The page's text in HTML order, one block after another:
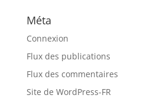
Méta
Connexion
Flux des publications
Flux des commentaires
Site de WordPress-FR